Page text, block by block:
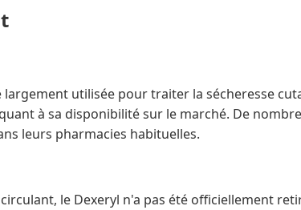
largement utilisée pour traiter la sécheresse
à sa disponibilité sur le marché. De
leurs pharmacies habituelles.
le Dexeryl n'a pas été officiellement